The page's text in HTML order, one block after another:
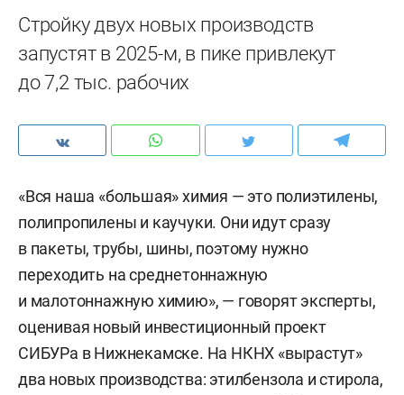
Стройку двух новых производств
запустят в 2025-м, в пике привлекут
до 7,2 тыс. рабочих
«Вся наша «большая» химия — это полиэтилены,
полипропилены и каучуки. Они идут сразу
в пакеты, трубы, шины, поэтому нужно
переходить на среднетоннажную
и малотоннажную химию», — говорят эксперты,
оценивая новый инвестиционный проект
СИБУРа в Нижнекамске. На НКНХ «вырастут»
два новых производства: этилбензола и стирола,